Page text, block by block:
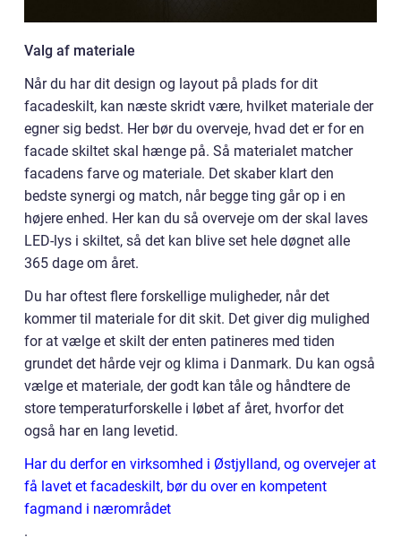
Valg af materiale
Når du har dit design og layout på plads for dit
facadeskilt, kan næste skridt være, hvilket materiale der
egner sig bedst. Her bør du overveje, hvad det er for en
facade skiltet skal hænge på. Så materialet matcher
facadens farve og materiale. Det skaber klart den
bedste synergi og match, når begge ting går op i en
højere enhed. Her kan du så overveje om der skal laves
LED-lys i skiltet, så det kan blive set hele døgnet alle
365 dage om året.
Du har oftest flere forskellige muligheder, når det
kommer til materiale for dit skit. Det giver dig mulighed
for at vælge et skilt der enten patineres med tiden
grundet det hårde vejr og klima i Danmark. Du kan også
vælge et materiale, der godt kan tåle og håndtere de
store temperaturforskelle i løbet af året, hvorfor det
også har en lang levetid.
Har du derfor en virksomhed i Østjylland, og overvejer at
få lavet et facadeskilt, bør du over en kompetent
fagmand i nærområdet
.